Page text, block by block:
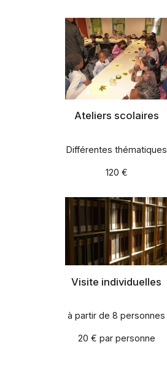
Ateliers scolaires
Différentes thématiques
120 €
Visite individuelles
à partir de 8 personnes
20 € par personne